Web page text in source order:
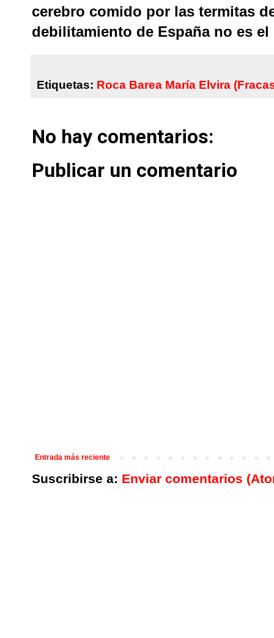
cerebro comido por las termitas
debilitamiento de España no es
Etiquetas: Roca Barea María Elvira
No hay comentarios:
Publicar un comentario
Entrada más reciente
Suscribirse a: Enviar comentarios